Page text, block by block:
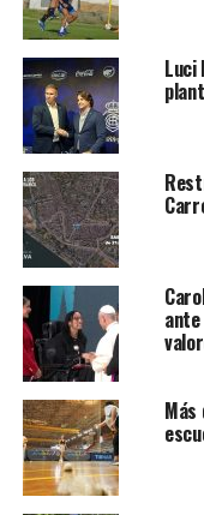
Luci
ante
Más